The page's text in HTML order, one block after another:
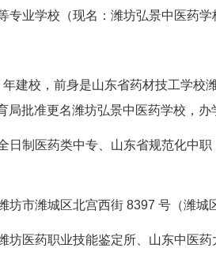
专业学校（现名：潍坊弘景中医药学
年建校，前身是山东省药材技工学校
局批准更名潍坊弘景中医药学校，
日制医药类中专、山东省规范化中
坊市潍城区北宫西街 8397 号（潍城
坊医药职业技能鉴定所、山东中医